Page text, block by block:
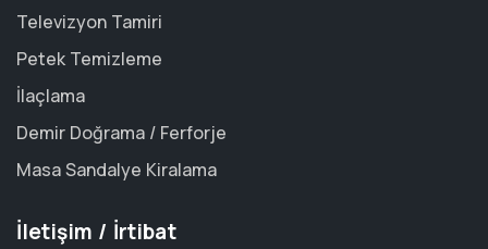
Televizyon Tamiri
Petek Temizleme
İlaçlama
Demir Doğrama / Ferforje
Masa Sandalye Kiralama
İletişim / İrtibat